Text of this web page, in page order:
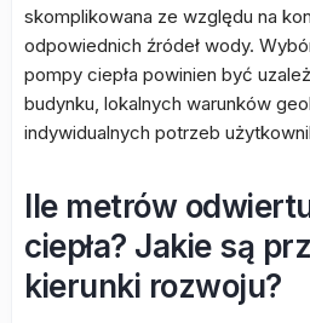
skomplikowana ze względu na
odpowiednich źródeł wody.
pompy ciepła powinien być
budynku, lokalnych warunków
indywidualnych potrzeb
Ile metrów
ciepła? Jakie są
kierunki rozwoju?